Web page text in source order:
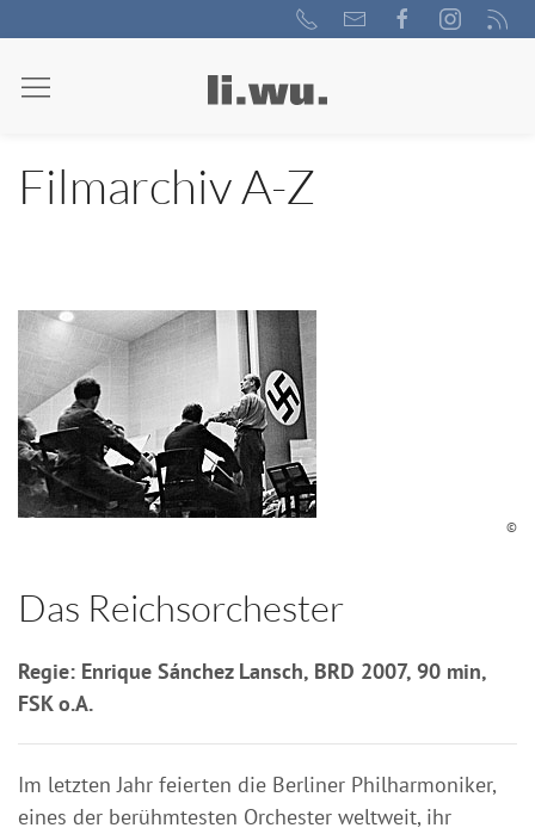
Filmarchiv A-Z
©
Das Reichsorchester
Regie: Enrique Sánchez Lansch, BRD 2007, 90 min,
FSK o.A.
Im letzten Jahr feierten die Berliner Philharmoniker,
eines der berühmtesten Orchester weltweit, ihr